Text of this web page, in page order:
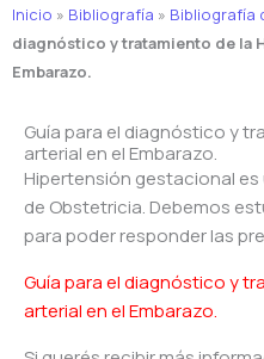
Inicio » Bibliografía » Bibliografía
diagnóstico y tratamiento de la
Embarazo.
Guía para el diagnóstico y
arterial en el Embarazo.
Hipertensión gestacional
de Obstetricia. Debemos
para poder responder las
Guía para el diagnóstico y
arterial en el Embarazo.